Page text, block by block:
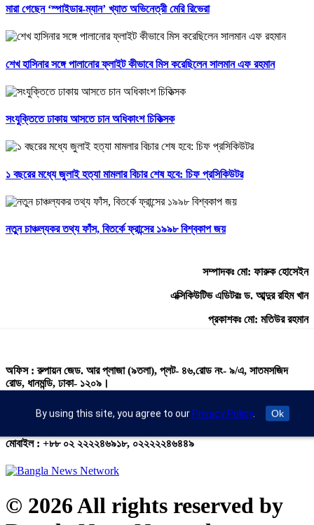
মারা গেছেন ‘স্পাইডার-ম্যান’ খ্যাত অভিনেত্রী মেরি রিভেরা
শেখ হাসিনার সঙ্গে পালানোর ফ্লাইট কীভাবে মিস করেছিলেন সালমান এফ রহমান
সংযুক্তিতে ঢাকায় আসতে চান অধিকাংশ চিকিত্সক
১ বছরের মধ্যে জুলাই হত্যা মামলার বিচার শেষ হবে: চিফ প্রসিকিউটর
নতুন চাঞ্চল্যকর তথ্য ফাঁস, বিতর্কে ফ্রান্সের ১৯৯৮ বিশ্বকাপ জয়
সম্পাদকঃ মো: ফারুক হোসেইন
এক্সিকিউটিভ এডিটরঃ ড. আব্দুর রহিম খান
প্রকাশকঃ মো: মতিউর রহমান
অফিস : রুপায়ন জেড. আর প্লাজা (৯তলা), প্লট- ৪৬,রোড নং- ৯/এ, সাতমসজিদ
রোড, ধানমন্ডি, ঢাকা- ১২০৯।
ইমেইল : info@banglann.com.bd,
banglanewsnetwork@gmail.com
মোবাইল : +৮৮ ০২ ২২২২৪৬৯১৮, ০২২২২২৪৬৪৪৯
© 2026 All rights reserved by
By using this site, you agree to ourPrivacy Policy. Ok